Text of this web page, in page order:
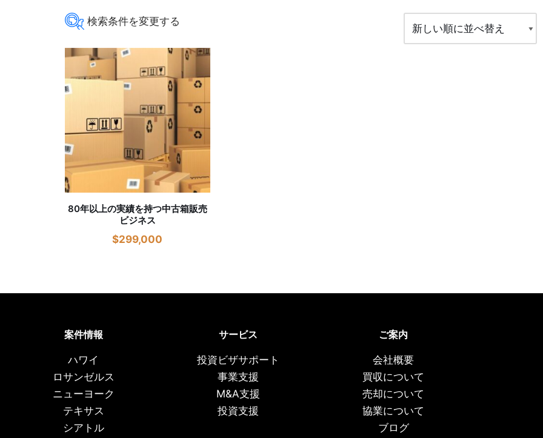
商品カテゴリー
商品タグ
80年以上の実績を持つ中古箱販売
ビジネス
$299,000
案件情報
ハワイ
ロサンゼルス
ニューヨーク
テキサス
シアトル
サービス
投資ビザサポート
事業支援
M&A支援
投資支援
ご案内
会社概要
買収について
売却について
協業について
ブログ